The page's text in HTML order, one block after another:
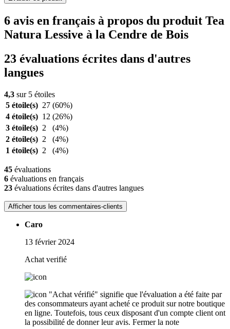
6 avis en français à propos du produit Tea
Natura Lessive à la Cendre de Bois
23 évaluations écrites dans d'autres
langues
4,3 sur 5 étoiles
5 étoile(s) 27 (60%)
4 étoile(s) 12 (26%)
3 étoile(s) 2
(4%)
2 étoile(s) 2
(4%)
1 étoile(s) 2 (4%)
45 évaluations
6 évaluations en français
23 évaluations écrites dans d'autres langues
Afficher tous les commentaires-clients
Caro
13 février 2024
Achat verifié
"Achat vérifié" signifie que l'évaluation a été faite par
des consommateurs ayant acheté ce produit sur notre boutique
en ligne. Toutefois, tous ceux disposant d'un compte client ont
la possibilité de donner leur avis. Fermer la note